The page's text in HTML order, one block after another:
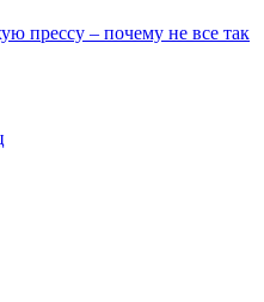
прессу – почему не все так